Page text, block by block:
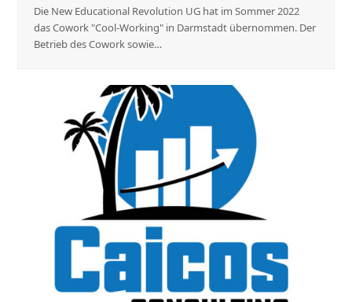
Die New Educational Revolution UG hat im Sommer 2022
das Cowork "Cool-Working" in Darmstadt übernommen. Der
Betrieb des Cowork sowie…